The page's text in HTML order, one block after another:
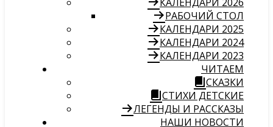
РАБОЧИЙ СТОЛ
КАЛЕНДАРИ 2025
КАЛЕНДАРИ 2024
КАЛЕНДАРИ 2023
ЧИТАЕМ
СКАЗКИ
СТИХИ ДЕТСКИЕ
ЛЕГЕНДЫ И РАССКАЗЫ
НАШИ НОВОСТИ